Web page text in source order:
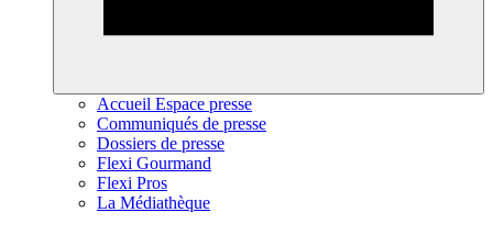
Accueil Espace presse
Communiqués de presse
Dossiers de presse
Flexi Gourmand
Flexi Pros
La Médiathèque